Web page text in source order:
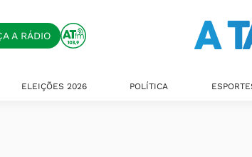
A RÁDIO
ELEIÇÕES 2026 POLÍTICA